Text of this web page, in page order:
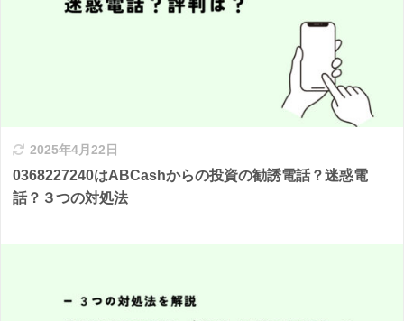
2025年4月22日
0368227240はABCashからの投資の勧誘電話？迷惑電
話？３つの対処法